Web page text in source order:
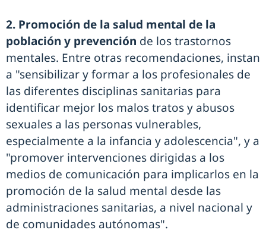
2. Promoción de la salud mental de la
población y prevención de los trastornos
mentales. Entre otras recomendaciones, instan
a "sensibilizar y formar a los profesionales de
las diferentes disciplinas sanitarias para
identificar mejor los malos tratos y abusos
sexuales a las personas vulnerables,
especialmente a la infancia y adolescencia", y a
"promover intervenciones dirigidas a los
medios de comunicación para implicarlos en la
promoción de la salud mental desde las
administraciones sanitarias, a nivel nacional y
de comunidades autónomas".